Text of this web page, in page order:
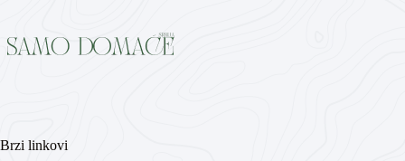
Brzi linkovi